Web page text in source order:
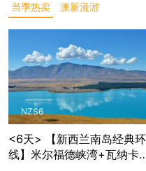
当季热卖 澳新漫游
NZS6
<6天> 【新西兰南岛经典环
线】米尔福德峡湾+瓦纳卡